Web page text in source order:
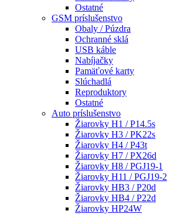
Ostatné
GSM príslušenstvo
Obaly / Púzdra
Ochranné sklá
USB káble
Nabíjačky
Pamäťové karty
Slúchadlá
Reproduktory
Ostatné
Auto príslušenstvo
Žiarovky H1 / P14.5s
Žiarovky H3 / PK22s
Žiarovky H4 / P43t
Žiarovky H7 / PX26d
Žiarovky H8 / PGJ19-1
Žiarovky H11 / PGJ19-2
Žiarovky HB3 / P20d
Žiarovky HB4 / P22d
Žiarovky HP24W